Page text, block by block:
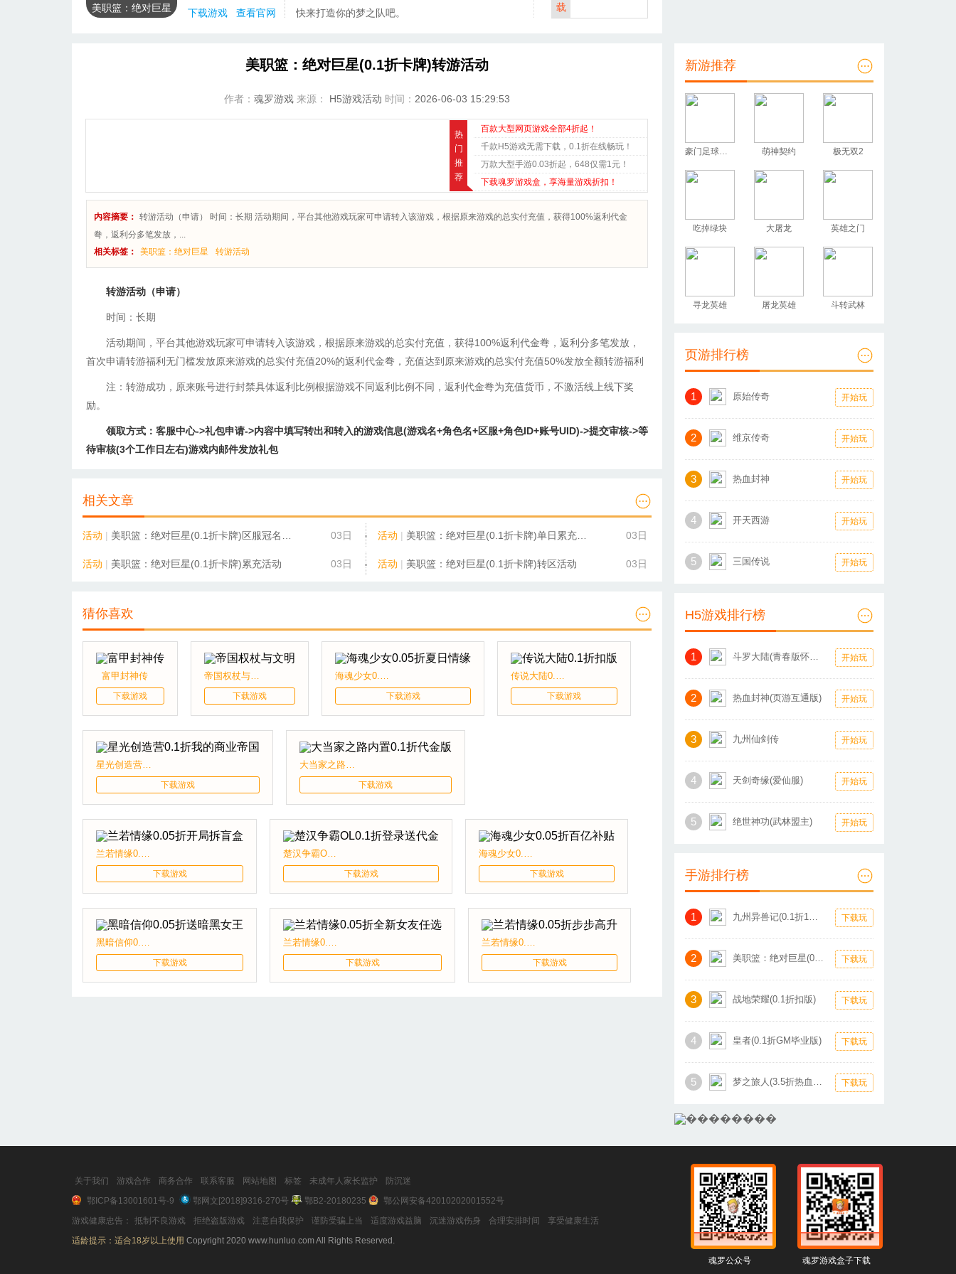
美职篮：绝对巨星
下载游戏 查看官网 快来打造你的梦之队吧。 载
美职篮：绝对巨星(0.1折卡牌)转游活动
作者： 魂罗游戏 来源： H5游戏活动 时间： 2026-06-03 15:29:53
热
门
推
荐
百款大型网页游戏全部4折起！
千款H5游戏无需下载，0.1折在线畅玩！
万款大型手游0.03折起，648仅需1元！
下载魂罗游戏盒，享海量游戏折扣！
内容摘要： 转游活动（申请） 时间：长期 活动期间，平台其他游戏玩家可申请转入该游戏，根据原来游戏的总实付充值，获得100%返利代金
弮，返利分多笔发放，...
相关标签：
美职篮：绝对巨星 转游活动
转游活动（申请）
时间：长期
活动期间，平台其他游戏玩家可申请转入该游戏，根据原来游戏的总实付充值，获得100%返利代金弮，返利分多笔发放，
首次申请转游福利无门槛发放原来游戏的总实付充值20%的返利代金弮，充值达到原来游戏的总实付充值50%发放全额转游福利
注：转游成功，原来账号进行封禁具体返利比例根据游戏不同返利比例不同，返利代金弮为充值货币，不激活线上线下奖
励。
领取方式：客服中心->礼包申请->内容中填写转出和转入的游戏信息(游戏名+角色名+区服+角色ID+账号UID)->提交审核->等
待审核(3个工作日左右)游戏内邮件发放礼包
相关文章
活动 | 03日 活动 | 03日
活动 | 美职篮：绝对巨星(0.1折卡牌)累充活动 03日 活动 | 美职篮：绝对巨星(0.1折卡牌)转区活动 03日
猜你喜欢
富甲封神传
下载游戏
帝国权杖与文明
下载游戏
海魂少女0.05折夏日情缘
下载游戏
传说大陆0.1折扣版
下载游戏
星光创造营0.1折我的商业帝国
下载游戏
大当家之路内置0.1折代金版
下载游戏
兰若情缘0.05折开局拆盲盒
下载游戏
楚汉争霸OL0.1折登录送代金
下载游戏
海魂少女0.05折百亿补贴
下载游戏
黑暗信仰0.05折送暗黑女王
下载游戏
兰若情缘0.05折全新女友任选
下载游戏
兰若情缘0.05折步步高升
下载游戏
新游推荐
豪门足球风云 萌神契约 极无双2
吃掉绿块 大屠龙 英雄之门
寻龙英雄 屠龙英雄 斗转武林
页游排行榜
1 原始传奇 开始玩
2 维京传奇 开始玩
3 热血封神 开始玩
4 开天西游 开始玩
5 三国传说 开始玩
H5游戏排行榜
1 斗罗大陆(青春版怀旧服) 开始玩
2 热血封神(页游互通版) 开始玩
3 九州仙剑传 开始玩
4 天剑奇缘(爱仙服) 开始玩
5 绝世神功(武林盟主) 开始玩
手游排行榜
1 九州异兽记(0.1折1W免费版) 下载玩
2 美职篮：绝对巨星(0.1折卡牌) 下载玩
3 战地荣耀(0.1折扣版) 下载玩
4 皇者(0.1折GM毕业版) 下载玩
5 梦之旅人(3.5折热血霸业) 下载玩
关于我们 游戏合作 商务合作 联系客服 网站地图 标签 未成年人家长监护
防沉迷
鄂ICP备13001601号-9
鄂网文[2018]9316-270号 鄂B2-20180235
鄂公网安备42010202001552号
游戏健康忠告：
抵制不良游戏 拒绝盗版游戏 注意自我保护 谨防受骗上当 适度游戏益脑 沉迷游戏伤身 合理安排时间
享受健康生活
适龄提示：适合18岁以上使用 Copyright 2020 www.hunluo.com All Rights Reserved.
魂罗公众号
魂罗游戏盒子下载